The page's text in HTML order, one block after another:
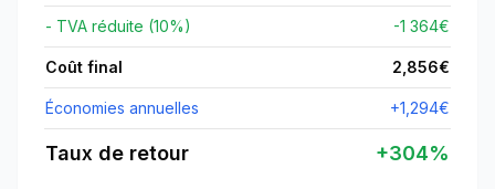
- TVA réduite (10%) -1 364€
Coût final 2,856€
Économies annuelles +1,294€
Taux de retour +304%